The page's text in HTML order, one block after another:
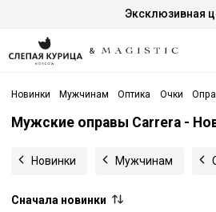
Эксклюзивная
Новинки Мужчинам Оптика Очки
Мужские оправы Carrera -
Новинки Мужчинам
Сначала новинки